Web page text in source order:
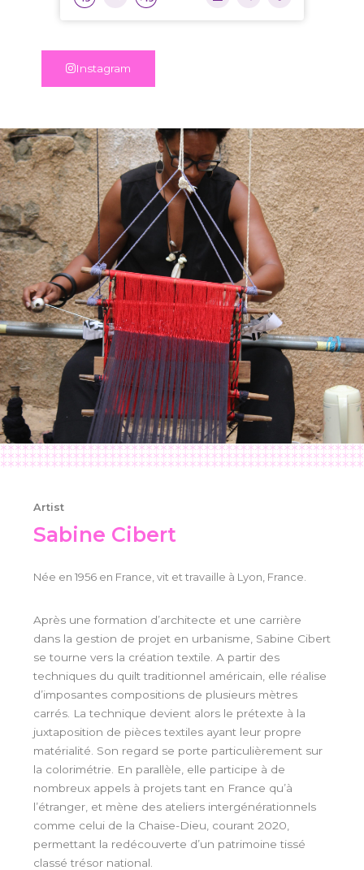
Instagram
Artist
Sabine Cibert
Née en 1956 en France, vit et travaille à Lyon, France.
Après une formation d’architecte et une carrière
dans la gestion de projet en urbanisme, Sabine Cibert
se tourne vers la création textile. A partir des
techniques du quilt traditionnel américain, elle réalise
d’imposantes compositions de plusieurs mètres
carrés. La technique devient alors le prétexte à la
juxtaposition de pièces textiles ayant leur propre
matérialité. Son regard se porte particulièrement sur
la colorimétrie. En parallèle, elle participe à de
nombreux appels à projets tant en France qu’à
l’étranger, et mène des ateliers intergénérationnels
comme celui de la Chaise-Dieu, courant 2020,
permettant la redécouverte d’un patrimoine tissé
classé trésor national.